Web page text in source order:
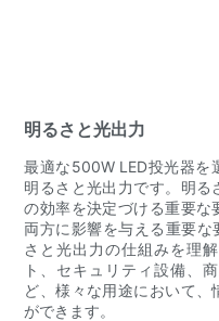
明るさと光出力
最適な500W LED投光器を
明るさと光出力です。明る
の効率を決定づける重要な
両方に影響を与える重要
さと光出力の仕組みを理
ト、セキュリティ設備、
ど、様々な用途において、
ができます。